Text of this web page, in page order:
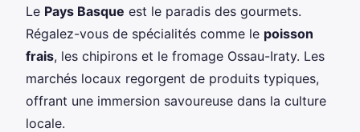
Le Pays Basque est le paradis des gourmets.
Régalez-vous de spécialités comme le poisson
frais, les chipirons et le fromage Ossau-Iraty. Les
marchés locaux regorgent de produits typiques,
offrant une immersion savoureuse dans la culture
locale.